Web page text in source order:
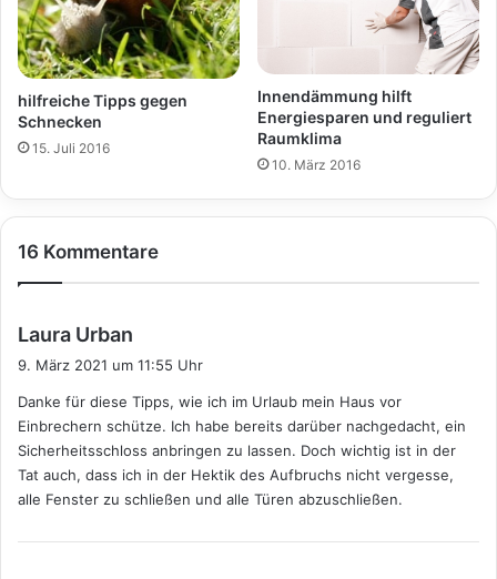
hilfreiche Tipps gegen
Schnecken
15. Juli 2016
Innendämmung hilft
Energiesparen und reguliert
Raumklima
10. März 2016
16 Kommentare
Laura Urban
t
:
9. März 2021 um 11:55 Uhr
Danke für diese Tipps, wie ich im Urlaub mein Haus vor
Einbrechern schütze. Ich habe bereits darüber nachgedacht, ein
Sicherheitsschloss anbringen zu lassen. Doch wichtig ist in der
Tat auch, dass ich in der Hektik des Aufbruchs nicht vergesse,
alle Fenster zu schließen und alle Türen abzuschließen.